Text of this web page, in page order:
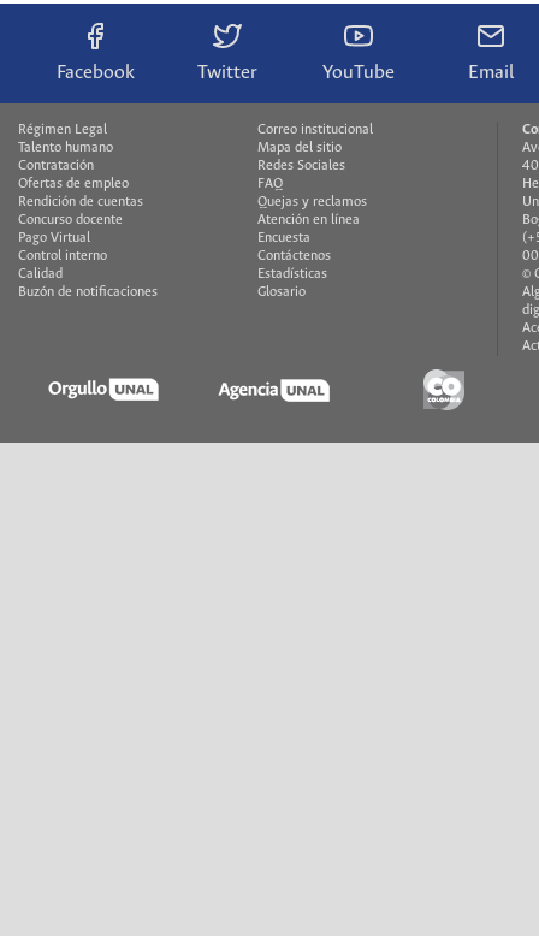
Facebook Twitter YouTube Email
Régimen Legal
Talento humano
Contratación
Ofertas de empleo
Rendición de cuentas
Concurso docente
Pago Virtual
Control interno
Calidad
Buzón de notificaciones
Correo institucional
Mapa del sitio
Redes Sociales
FAQ
Quejas y reclamos
Atención en línea
Encuesta
Contáctenos
Estadísticas
Glosario
©